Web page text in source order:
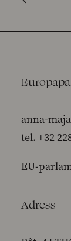
anna-
tel. +32
EU-
Adress